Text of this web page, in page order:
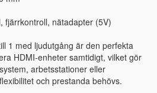
fjärrkontroll, nätadapter (5V)
1 med ljudutgång är den perfekta
HDMI-enheter samtidigt, vilket gör
arbetsstationer eller
och prestanda behövs.